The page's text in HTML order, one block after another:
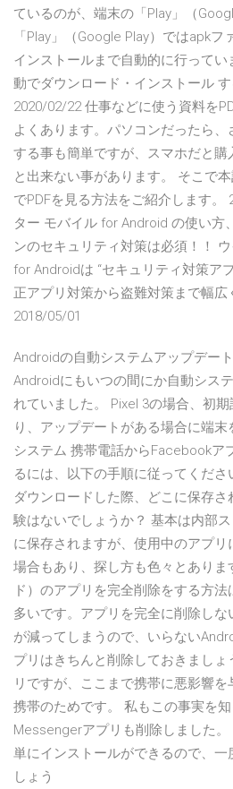
ているのが、端末の「Play」（
「Play」（Google Play）ではapk
インストールまで自動的に行って
動でダウンロード・インストール す
2020/02/22 仕事などに使う資料を
よくあります。パソコンだったら
する事も簡単ですが、スマホだと
と出来ない事があります。 そこで
でPDFを見る方法をご紹介します。
ター モバイル for Android の使い方
ンのセキュリティ対策は必須！！
for Androidは “セキュリティ対策ア
正アプリ対策から盗難対策まで幅広
2018/05/01
Androidの自動システムアップデー
Androidにもいつの間にか自動シス
れていました。 Pixel 3の場合、初
り、アップデートがある場合に端
システム 携帯電話からFacebookア
るには、以下の手順に従ってくだ
ダウンロードした際、どこに保存
験はないでしょうか？ 基本は内部
に保存されますが、使用中のアプリ
場合もあり、探し方も色々とありま
ド）のアプリを完全削除をする方
多いです。アプリを完全に削除し
が減ってしまうので、いらない
プリはきちんと削除しておきまし
リですが、ここまで携帯に悪影響
携帯のためです。 私もこの事実を
Messengerアプリも削除しました
単にインストールができるので、
しょう